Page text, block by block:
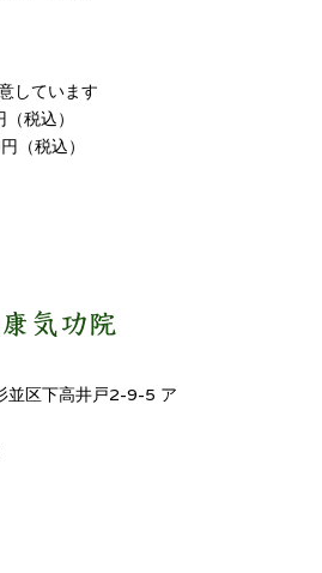
しています
税込）
税込）
区下高井戸2-9-5 ア